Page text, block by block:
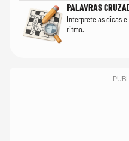
PALAVRAS
Interprete as dicas
ritmo.